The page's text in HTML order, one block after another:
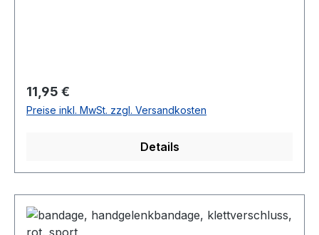
Regulärer Preis:
11,95 €
Preise inkl. MwSt. zzgl. Versandkosten
Details